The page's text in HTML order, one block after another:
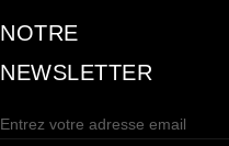
NOTRE
NEWSLETTER